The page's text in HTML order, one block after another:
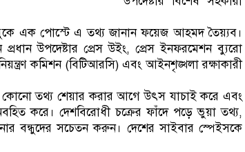
এক পোস্টে এ তথ্য জানান ফয়েজ আহমদ তৈয়্যব।
প্রধান উপদেষ্টার প্রেস উইং, প্রেস ইনফরমেশন ব্যুরো
কমিশন (বিটিআরসি) এবং আইনশৃঙ্খলা রক্ষাকারী
কোনো তথ্য শেয়ার করার আগে উৎস যাচাই করে এবং
করে। দেশবিরোধী চক্রের ফাঁদে পড়ে ভুয়া তথ্য,
বন্ধুদের সচেতন করুন। দেশের সাইবার স্পেইসকে